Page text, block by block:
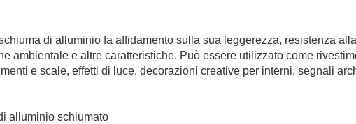
di alluminio fa affidamento sulla sua leggerezza, resistenza
ambientale e altre caratteristiche. Può essere utilizzato come
e scale, effetti di luce, decorazioni creative per interni, segnali